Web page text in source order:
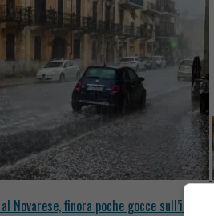
Novarese, finora poche gocce